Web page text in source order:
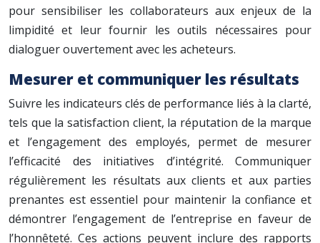
pour sensibiliser les collaborateurs aux enjeux de la
limpidité et leur fournir les outils nécessaires pour
dialoguer ouvertement avec les acheteurs.
Mesurer et communiquer les résultats
Suivre les indicateurs clés de performance liés à la clarté,
tels que la satisfaction client, la réputation de la marque
et l’engagement des employés, permet de mesurer
l’efficacité des initiatives d’intégrité. Communiquer
régulièrement les résultats aux clients et aux parties
prenantes est essentiel pour maintenir la confiance et
démontrer l’engagement de l’entreprise en faveur de
l’honnêteté. Ces actions peuvent inclure des rapports